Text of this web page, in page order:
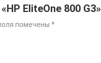
EliteOne 800 G3»
помечены *